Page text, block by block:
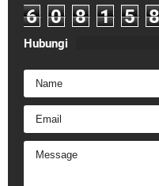
6 0 8 1 5 8
Hubungi